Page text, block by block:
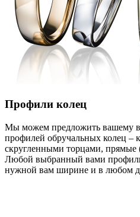
Профили колец
Мы можем предложить вашему
профилей обручальных колец –
скругленными торцами, прямые
Любой выбранный вами
нужной вам ширине и в любом